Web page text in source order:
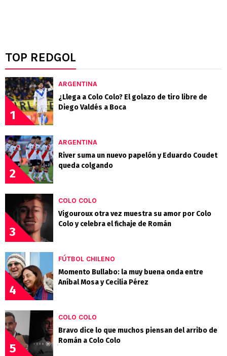
TOP REDGOL
1
ARGENTINA
¿Llega a Colo Colo? El golazo de tiro libre de
Diego Valdés a Boca
2
ARGENTINA
River suma un nuevo papelón y Eduardo Coudet
queda colgando
3
COLO COLO
Vigouroux otra vez muestra su amor por Colo
Colo y celebra el fichaje de Román
4
FÚTBOL CHILENO
Momento Bullabo: la muy buena onda entre
Aníbal Mosa y Cecilia Pérez
5
COLO COLO
Bravo dice lo que muchos piensan del arribo de
Román a Colo Colo